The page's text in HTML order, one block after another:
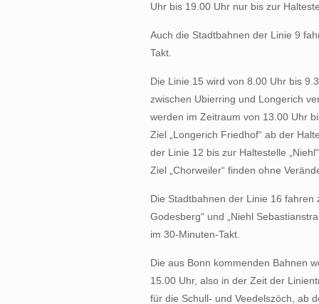
Uhr bis 19.00 Uhr nur bis zur
Auch die Stadtbahnen der Linie 9
Takt.
Die Linie 15 wird von 8.00 Uhr bis
zwischen Ubierring und Longerich
werden im Zeitraum von 13.00 Uhr
Ziel „Longerich Friedhof“ ab der
der Linie 12 bis zur Haltestelle
Ziel „Chorweiler“ finden ohne
Die Stadtbahnen der Linie 16 fahren
Godesberg“ und „Niehl
im 30-Minuten-Takt.
Die aus Bonn kommenden Bahnen
15.00 Uhr, also in der Zeit der
für die Schull- und Veedelszöch, ab